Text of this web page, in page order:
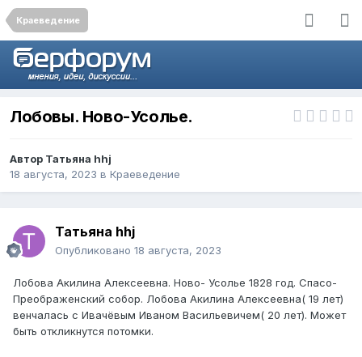
Краеведение
Лобовы. Ново-Усолье.
Автор Татьяна hhj
18 августа, 2023 в Краеведение
Татьяна hhj
Опубликовано 18 августа, 2023
Лобова Акилина Алексеевна. Ново- Усолье 1828 год. Спасо-
Преображенский собор. Лобова Акилина Алексеевна( 19 лет)
венчалась с Ивачёвым Иваном Васильевичем( 20 лет). Может
быть откликнутся потомки.